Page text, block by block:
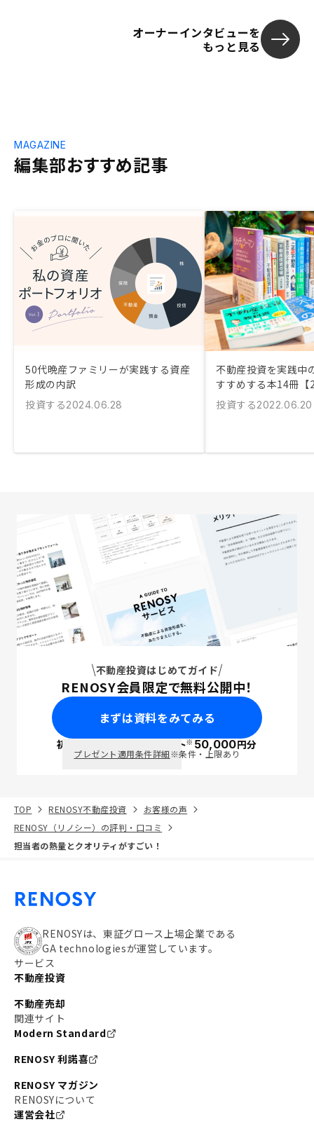
オーナーインタビューを
もっと見る
編集部おすすめ記事
MAGAZINE
50代晩産ファミリーが実践する資産
形成の内訳
投資する2024.06.28
不動産投資を実践中
すすめする本14冊【
投資する2022.06.20
不動産投資はじめてガイド
RENOSY会員限定で無料公開中！
まずは資料をみてみる
初回面談で ポイント※50,000円分
プレゼント適用条件詳細※条件・上限あり
TOP RENOSY不動産投資
お客様の声
RENOSY（リノシー）の評判・口コミ
担当者の熱量とクオリティがすごい！
RENOSYは、東証グロース上場企業である
GA technologiesが運営しています。
サービス
不動産投資
不動産売却
関連サイト
Modern Standard
RENOSY 利諾喜
RENOSY マガジン
RENOSYについて
運営会社